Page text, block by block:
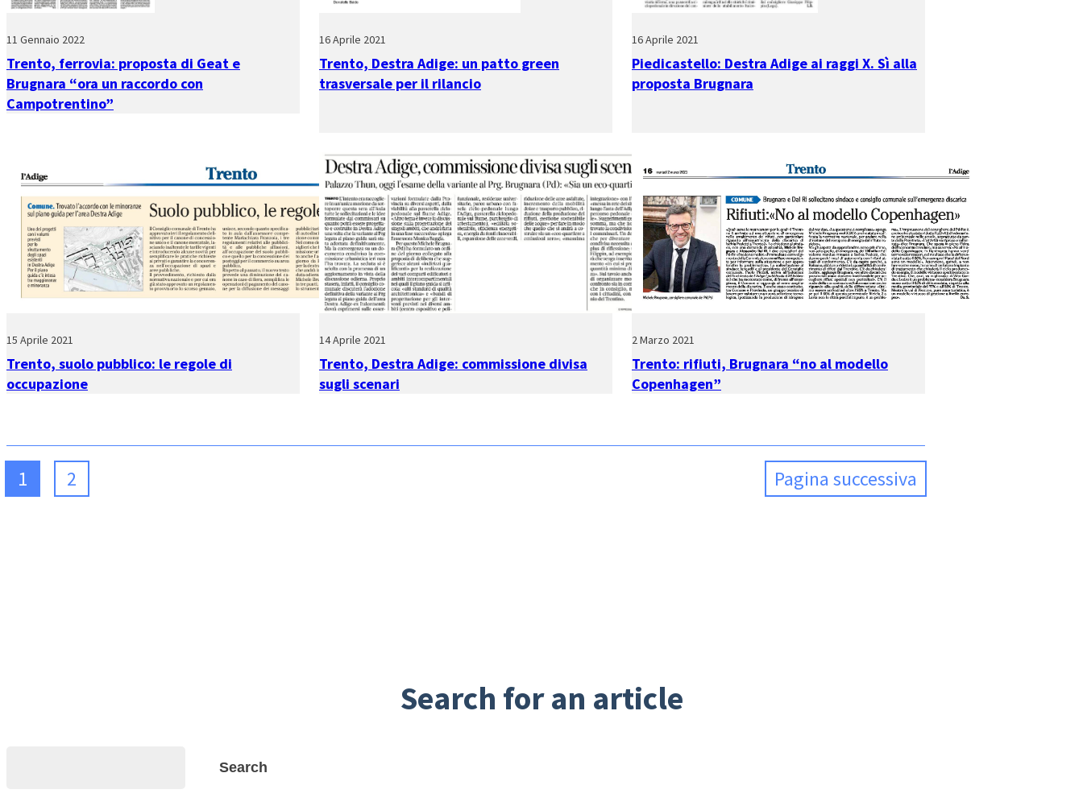
11 Gennaio 2022
Trento, ferrovia: proposta di Geat e
Brugnara “ora un raccordo con
Campotrentino”
16 Aprile 2021
Trento, Destra Adige: un patto green
trasversale per il rilancio
16 Aprile 2021
Piedicastello: Destra Adige ai raggi X. Sì alla
proposta Brugnara
15 Aprile 2021
Trento, suolo pubblico: le regole di
occupazione
14 Aprile 2021
Trento, Destra Adige: commissione divisa
sugli scenari
2 Marzo 2021
Trento: rifiuti, Brugnara “no al modello
Copenhagen”
1 2 Pagina successiva
Search for an article
Search